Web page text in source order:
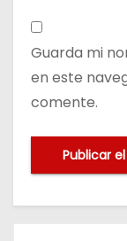
Guarda mi
en este
comente.